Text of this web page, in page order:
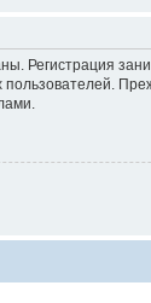
Регистрация